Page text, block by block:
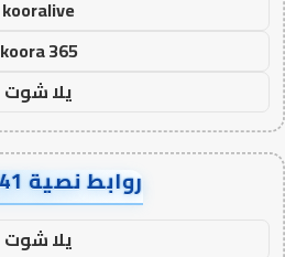
kooralive
koora 365
يلا شوت
روابط نصية AA90141
يلا شوت